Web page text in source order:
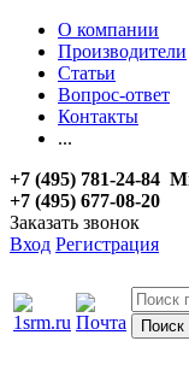
О компании
Производители
Статьи
Вопрос-ответ
Контакты
...
+7 (495) 781-24-84
+7 (495) 677-08-20
Заказать звонок
Вход Регистрация